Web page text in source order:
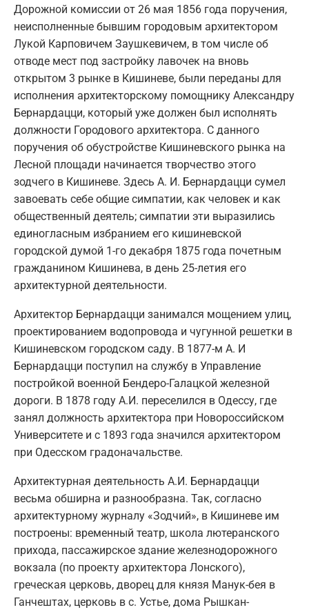
Дорожной комиссии от 26 мая 1856 года поручения,
неисполненные бывшим городовым архитектором
Лукой Карповичем Заушкевичем, в том числе об
отводе мест под застройку лавочек на вновь
открытом 3 рынке в Кишиневе, были переданы для
исполнения архитекторскому помощнику Александру
Бернардацци, который уже должен был исполнять
должности Городового архитектора. С данного
поручения об обустройстве Кишиневского рынка на
Лесной площади начинается творчество этого
зодчего в Кишиневе. Здесь А. И. Бернардацци сумел
завоевать себе общие симпатии, как человек и как
общественный деятель; симпатии эти выразились
единогласным избранием его кишиневской
городской думой 1-го декабря 1875 года почетным
гражданином Кишинева, в день 25-летия его
архитектурной деятельности.
Архитектор Бернардацци занимался мощением улиц,
проектированием водопровода и чугунной решетки в
Кишиневском городском саду. В 1877-м А. И
Бернардацци поступил на службу в Управление
постройкой военной Бендеро-Галацкой железной
дороги. В 1878 году А.И. переселился в Одессу, где
занял должность архитектора при Новороссийском
Университете и с 1893 года значился архитектором
при Одесском градоначальстве.
Архитектурная деятельность А.И. Бернардацци
весьма обширна и разнообразна. Так, согласно
архитектурному журналу «Зодчий», в Кишиневе им
построены: временный театр, школа лютеранского
прихода, пассажирское здание железнодорожного
вокзала (по проекту архитектора Лонского),
греческая церковь, дворец для князя Манук-бея в
Ганчештах, церковь в с. Устье, дома Рышкан-